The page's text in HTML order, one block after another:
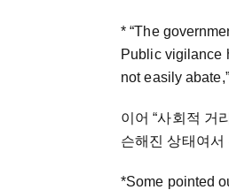
* “The
Public vigilance
not easily
이어 “사회적 거
슨해진 상태여서
*Some pointed